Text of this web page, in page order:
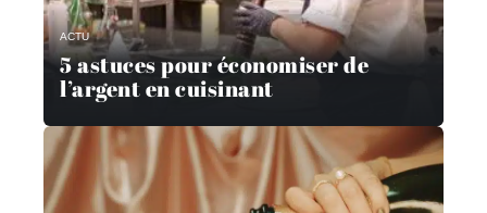
ACTU
5 astuces pour économiser de
l’argent en cuisinant